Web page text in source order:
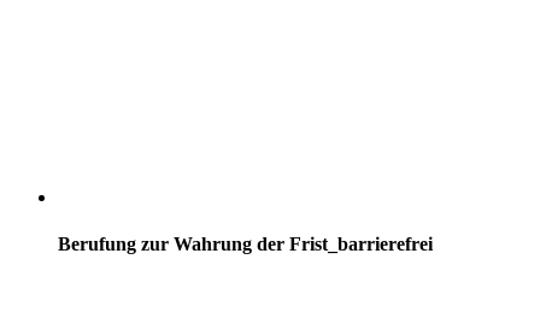
Berufung zur Wahrung der Frist_barrierefrei